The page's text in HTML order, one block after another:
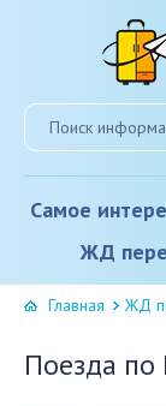
Самое
ЖД
Главная ЖД
Поезда по